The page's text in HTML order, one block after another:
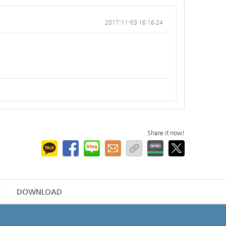
2017-11-03 16:16:24
Share it now!
DOWNLOAD